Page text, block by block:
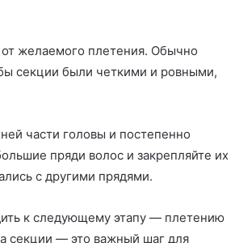
желаемого плетения. Обычно
секции были четкими и ровными,
части головы и постепенно
пряди волос и закрепляйте их
с другими прядями.
к следующему этапу — плетению
секции — это важный шаг для